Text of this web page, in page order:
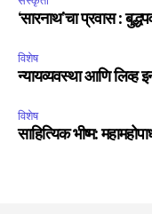
‘सारनाथ’चा प्रवास :
विशेष
न्यायव्यवस्था आणि लिव्ह
विशेष
साहित्यिक भीष्म: